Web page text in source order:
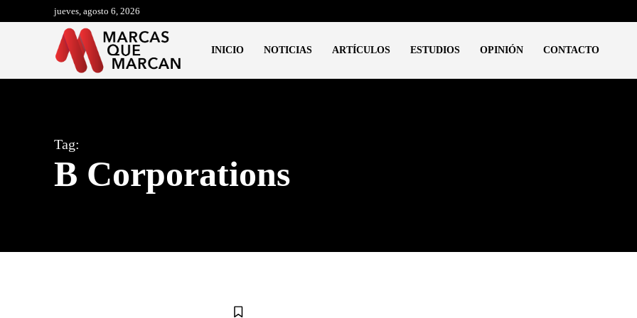
jueves, agosto 6, 2026
INICIO NOTICIAS ARTÍCULOS ESTUDIOS OPINIÓN CONTACTO
Tag:
B Corporations